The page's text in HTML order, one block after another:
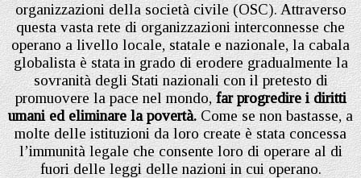
organizzazioni della società civile (OSC). Attraverso
questa vasta rete di organizzazioni interconnesse che
operano a livello locale, statale e nazionale, la cabala
globalista è stata in grado di erodere gradualmente la
sovranità degli Stati nazionali con il pretesto di
promuovere la pace nel mondo,far progredire i diritti
umani ed eliminare la povertà.Come se non bastasse, a
molte delle istituzioni da loro create è stata concessa
l’immunità legale che consente loro di operare al di
fuori delle leggi delle nazioni in cui operano.